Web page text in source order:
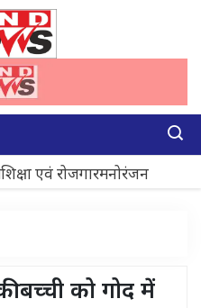
शिक्षा एवं रोजगारमनोरंजन
बच्ची को गोद में